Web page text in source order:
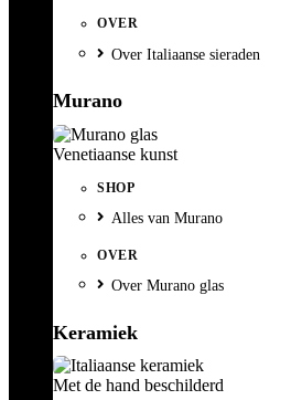
OVER
Over Italiaanse sieraden
Murano
Venetiaanse kunst
SHOP
Alles van Murano
OVER
Over Murano glas
Keramiek
Met de hand beschilderd